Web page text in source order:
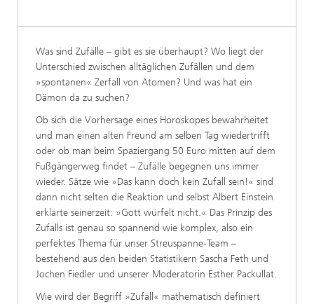
Was sind Zufälle – gibt es sie überhaupt? Wo liegt der
Unterschied zwischen alltäglichen Zufällen und dem
»spontanen« Zerfall von Atomen? Und was hat ein
Dämon da zu suchen?
Ob sich die Vorhersage eines Horoskopes bewahrheitet
und man einen alten Freund am selben Tag wiedertrifft
oder ob man beim Spaziergang 50 Euro mitten auf dem
Fußgängerweg findet – Zufälle begegnen uns immer
wieder. Sätze wie »Das kann doch kein Zufall sein!« sind
dann nicht selten die Reaktion und selbst Albert Einstein
erklärte seinerzeit: »Gott würfelt nicht.« Das Prinzip des
Zufalls ist genau so spannend wie komplex, also ein
perfektes Thema für unser Streuspanne-Team –
bestehend aus den beiden Statistikern Sascha Feth und
Jochen Fiedler und unserer Moderatorin Esther Packullat.
Wie wird der Begriff »Zufall« mathematisch definiert